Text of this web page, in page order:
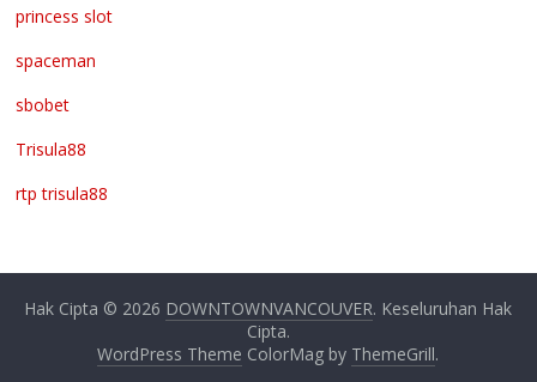
princess slot
spaceman
sbobet
Trisula88
rtp trisula88
Hak Cipta © 2026 DOWNTOWNVANCOUVER. Keseluruhan Hak
Cipta.
WordPress Theme ColorMag by ThemeGrill.